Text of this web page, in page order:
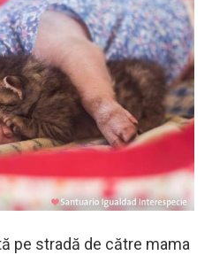
pe stradă de către mama